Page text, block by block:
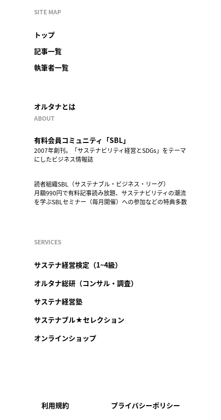
SITE MAP
トップ
記事一覧
執筆者一覧
オルタナとは
ABOUT
有料会員コミュニティ「SBL」
2007年創刊。「サステナビリティ経営とSDGs」をテーマ
にしたビジネス情報誌
読者組織SBL（サステナブル・ビジネス・リーグ）
月額990円で有料記事読み放題、サステナビリティの潮流
を学ぶSBLセミナー（毎月開催）への参加などの特典多数
SERVICES
サステナ経営検定（1~4級）
オルタナ総研（コンサル・調査）
サステナ経営塾
サステナブル★セレクション
オンラインショップ
利用規約 プライバシーポリシー